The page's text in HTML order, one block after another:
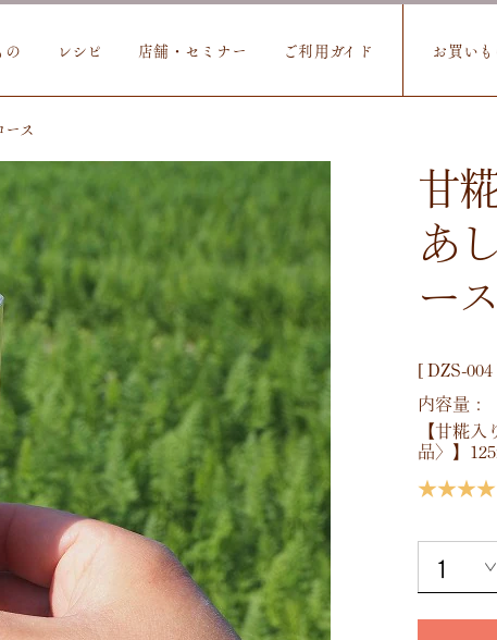
レシピ 店舗・セミナー ご利用ガイド お買い
ス
甘
あ
ース
[DZS-004
内容量：
【甘糀
品〉】
★★★★